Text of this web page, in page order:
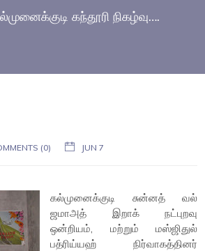
கந்தூரி நிகழ்வு….
(0) JUN 7
கல்முனைக்குடி சுன்னத் வல்
ஜமாஅத் இறாக் நட்புறவு
ஒன்றியம், மற்றும் மஸ்ஜிதுல்
பத்ரிய்யஹ் நிர்வாகத்தினர்